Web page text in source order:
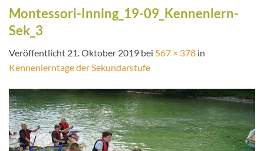
Montessori-Inning_19-09_Kennenlern-
Sek_3
Veröffentlicht 21. Oktober 2019 bei 567 × 378 in
Kennenlerntage der Sekundarstufe